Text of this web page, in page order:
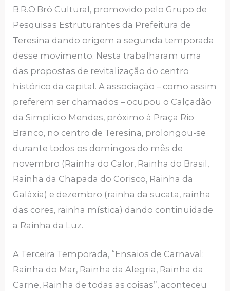
B.R.O.Bró Cultural, promovido pelo Grupo de
Pesquisas Estruturantes da Prefeitura de
Teresina dando origem a segunda temporada
desse movimento. Nesta trabalharam uma
das propostas de revitalização do centro
histórico da capital. A associação – como assim
preferem ser chamados – ocupou o Calçadão
da Simplício Mendes, próximo à Praça Rio
Branco, no centro de Teresina, prolongou-se
durante todos os domingos do mês de
novembro (Rainha do Calor, Rainha do Brasil,
Rainha da Chapada do Corisco, Rainha da
Galáxia) e dezembro (rainha da sucata, rainha
das cores, rainha mística) dando continuidade
a Rainha da Luz.
A Terceira Temporada, “Ensaios de Carnaval:
Rainha do Mar, Rainha da Alegria, Rainha da
Carne, Rainha de todas as coisas”, aconteceu